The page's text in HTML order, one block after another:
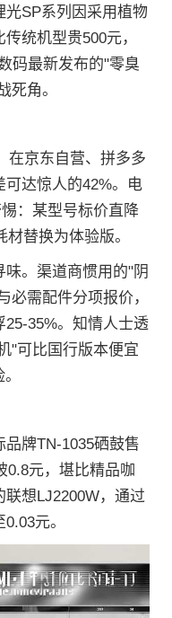
SP系列因采用植物
统机型贵500元，
码最新发布的"零臭
死角。
在京东自营、拼多多
可达惊人的42%。电
：某型号标价直降
替换为体验版。
。渠道商惯用的"阴
需配件分项报价，
35%。知情人士透
"可比国行版本便宜
牌TN-1035硒鼓售
0.8元，堪比精品咖
想LJ2200W，通过
元。